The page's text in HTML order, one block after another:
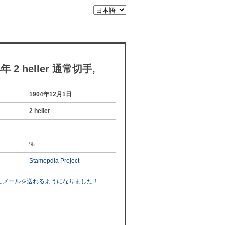
2 heller 通常切手,
1904年12月1日
2 heller
%
Stamepdia Project
ールを送れるようになりました！